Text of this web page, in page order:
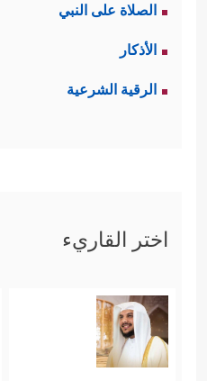
الصلاة على النبي
الأذكار
الرقية الشرعية
اختر القاريء